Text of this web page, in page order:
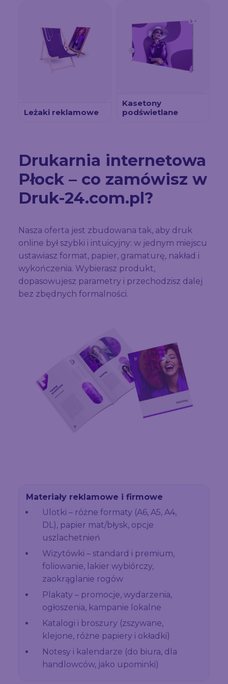
Leżaki reklamowe
Kasetony
podświetlane
Drukarnia internetowa
Płock – co zamówisz w
Druk-24.com.pl?
Nasza oferta jest zbudowana tak, aby druk
online był szybki i intuicyjny: w jednym miejscu
ustawiasz format, papier, gramaturę, nakład i
wykończenia. Wybierasz produkt,
dopasowujesz parametry i przechodzisz dalej
bez zbędnych formalności.
Materiały reklamowe i firmowe
Ulotki – różne formaty (A6, A5, A4,
DL), papier mat/błysk, opcje
uszlachetnień
Wizytówki – standard i premium,
foliowanie, lakier wybiórczy,
zaokrąglanie rogów
Plakaty – promocje, wydarzenia,
ogłoszenia, kampanie lokalne
Katalogi i broszury (zszywane,
klejone, różne papiery i okładki)
Notesy i kalendarze (do biura, dla
handlowców, jako upominki)